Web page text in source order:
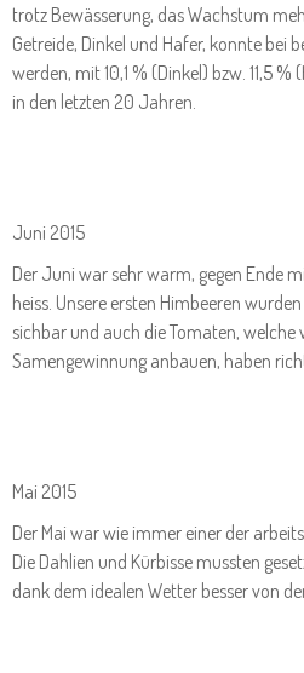
trotz Bewässerung, das Wachstum
Getreide, Dinkel und Hafer, konnte bei
werden, mit 10,1 % (Dinkel) bzw. 11,5
in den letzten 20 Jahren.
Juni 2015
Der Juni war sehr warm, gegen Ende
heiss. Unsere ersten Himbeeren
sichbar und auch die Tomaten, welche
Samengewinnung anbauen, haben
Mai 2015
Der Mai war wie immer einer der
Die Dahlien und Kürbisse mussten
dank dem idealen Wetter besser von